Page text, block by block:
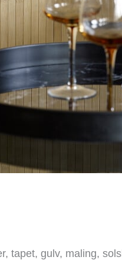
tapet, gulv, maling,